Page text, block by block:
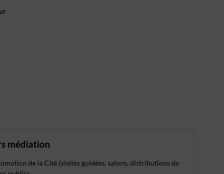
médiation
de la Cité (visites guidées, salons, distributions de